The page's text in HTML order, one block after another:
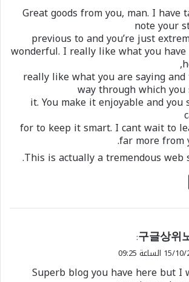
Great goods from you, man. I have
note your
previous to and you’re just
wonderful. I really like what you
really like what you are saying
way through which you
it. You make it enjoyable and you
for to keep it smart. I cant wait to
far more from
This is actually a tremendous web
구글상위
:
الساعة 09:25
Superb blog you have here but I